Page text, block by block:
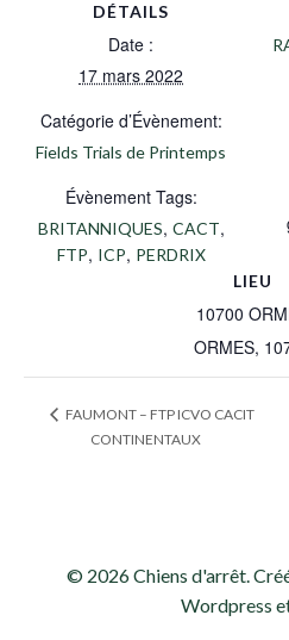
DÉTAILS
Date :
17 mars 2022
Catégorie d’Évènement:
Fields Trials de Printemps
Évènement Tags:
BRITANNIQUES, CACT,
FTP, ICP, PERDRIX
LIEU
10700
ORMES,
FAUMONT – FTP ICVO CACIT
CONTINENTAUX
© 2026 Chiens d'arrêt.
Wordpress